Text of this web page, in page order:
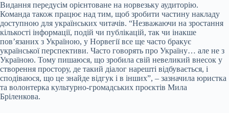
Видання передусім орієнтоване на норвезьку аудиторію.
Команда також працює над тим, щоб зробити частину накладу
доступною для українських читачів. “Незважаючи на зростання
кількості інформації, подій чи публікацій, так чи інакше
пов’язаних з Україною, у Норвегії все ще часто бракує
української перспективи. Часто говорять про Україну… але не з
Україною. Тому пишаюся, що зробила свій невеликий внесок у
створення простору, де такий діалог нарешті відбувається, і
сподіваюся, що це знайде відгук і в інших”, – зазначила юристка
та волонтерка культурно-громадських проєктів Мила
Бріленкова.